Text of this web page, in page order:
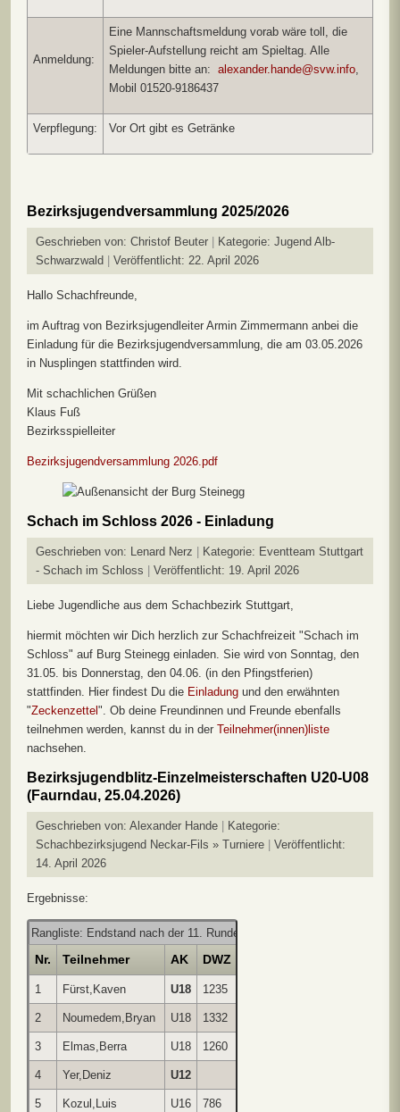
Anmeldung:
Eine Mannschaftsmeldung vorab wäre toll, die
Spieler-Aufstellung reicht am Spieltag. Alle
Meldungen bitte an: alexander.hande@svw.info,
Mobil 01520-9186437
Verpflegung: Vor Ort gibt es Getränke
Bezirksjugendversammlung 2025/2026
Geschrieben von: Christof Beuter Kategorie: Jugend Alb-
Schwarzwald
Veröffentlicht: 22. April 2026
Hallo Schachfreunde,
im Auftrag von Bezirksjugendleiter Armin Zimmermann anbei die
Einladung für die Bezirksjugendversammlung, die am 03.05.2026
in Nusplingen stattfinden wird.
Mit schachlichen Grüßen
Klaus Fuß
Bezirksspielleiter
Bezirksjugendversammlung 2026.pdf
Schach im Schloss 2026 - Einladung
Geschrieben von: Lenard Nerz Kategorie: Eventteam Stuttgart
- Schach im Schloss
Veröffentlicht: 19. April 2026
Liebe Jugendliche aus dem Schachbezirk Stuttgart,
hiermit möchten wir Dich herzlich zur Schachfreizeit "Schach im
Schloss" auf Burg Steinegg einladen. Sie wird von Sonntag, den
31.05. bis Donnerstag, den 04.06. (in den Pfingstferien)
stattfinden. Hier findest Du die Einladung und den erwähnten
"Zeckenzettel ". Ob deine Freundinnen und Freunde ebenfalls
teilnehmen werden, kannst du in der Teilnehmer(innen)liste
nachsehen.
Bezirksjugendblitz-Einzelmeisterschaften U20-U08
(Faurndau, 25.04.2026)
Geschrieben von: Alexander Hande
Kategorie:
Schachbezirksjugend Neckar-Fils » Turniere
Veröffentlicht:
14. April 2026
Ergebnisse:
Rangliste: Endstand nach der 11. Runde
Nr. Teilnehmer AK DWZ
1 Fürst,Kaven U18 1235
2 Noumedem,Bryan U18 1332
3 Elmas,Berra U18 1260
4 Yer,Deniz U12
5 Kozul,Luis U16 786